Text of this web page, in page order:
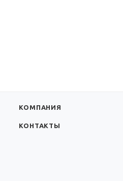
КОМПАНИЯ
КОНТАКТЫ